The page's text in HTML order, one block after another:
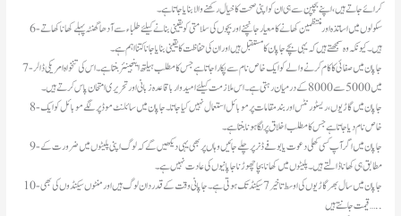
کرائے جاتے ہیں، اپنے بچپن سے ہی ان کو اپنی صحت کا خیال رکھنے والا بنایا جاتا ہے۔
6- سکولوں میں اساتذہ اور منتظمین کھانے کا معیار جانچنے اور بچوں کی سلامتی کو یقینی بنانے کیلئے طلباء سے آدھا گھنٹہ پہلے کھانا کھاتے
ہیں۔ کیونکہ وہ سمجھتے ہیں کہ یہی بچے جاپان کا مستقبل ہیں اور ان کی حفاظت کا یقینی بنایا جانا کتنا اہم ہے۔
7- جاپان میں صفائی کا کام کرنے والے کو ایک خاص نام سے پکارا جاتا ہے جس کا مطلب ہیلتھ اینجینئر بنتا ہے۔ اس کی تنخواہ امریکی ڈالر
میں 5000 سے 8000 کے درمیان رہتی ہے۔ اس ملازمت کیلئے امیدوار باقاعدہ زبانی اور تحریری امتحان پاس کرتے ہیں۔
8- جاپان میں گاڑیوں، ریسٹورنٹس اور بند مقامات پر موبائل استعمال نہیں کیا جاتا۔ جاپان میں سائلنٹ موڈ پر لگے موبائل کو ایک
خاص نام دیا جاتا ہے جس کا مطلب اخلاق پر لگا ہونا بنتا ہے۔
9- جاپان میں اگر آپ کسی کھلی دعوت یا بوفے ڈنر پر چلے جائیں وہاں پر بھی یہی دیکھیں گے کہ لوگ اپنی پلیٹوں میں ضرورت کے
مطابق ہی کھانا ڈالتے ہیں۔ پلیٹوں میں کھانا بچا چھوڑنا جاپانیوں کی عادت نہیں ہے۔
10- جاپان میں سال بھر گاڑیوں کی اوسط تاخیر 7 سیکنڈ تک ہوتی ہے۔ جاپانی وقت کے قدردان لوگ ہیں اور منٹوں سیکنڈوں کی بھی
قیمت جانتے ہیں…..